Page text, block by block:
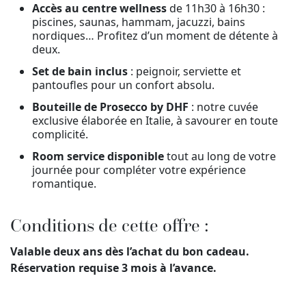
Accès au centre wellnessde 11h30 à 16h30 :
piscines, saunas, hammam, jacuzzi, bains
nordiques… Profitez d’un moment de détente à
deux.
Set de bain inclus : peignoir, serviette et
pantoufles pour un confort absolu.
Bouteille de Prosecco by DHF : notre cuvée
exclusive élaborée en Italie, à savourer en toute
complicité.
Room service disponibletout au long de votre
journée pour compléter votre expérience
romantique.
Conditions de cette offre :
Valable deux ans dès l’achat du bon cadeau.
Réservation requise 3 mois à l’avance.